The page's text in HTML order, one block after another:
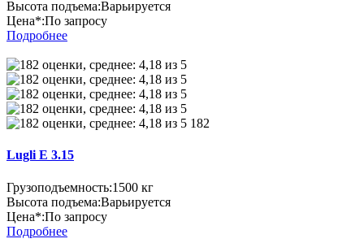
Высота подъема:Варьируется
Цена*:По запросу
Подробнее
182
Lugli E 3.15
Грузоподъемность:1500 кг
Высота подъема:Варьируется
Цена*:По запросу
Подробнее